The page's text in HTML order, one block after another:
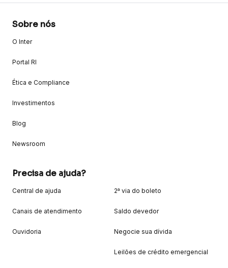
Sobre nós
O Inter
Portal RI
Ética e Compliance
Investimentos
Blog
Newsroom
Precisa de ajuda?
Central de ajuda
Canais de atendimento
Ouvidoria
2ª via do boleto
Saldo devedor
Negocie sua dívida
Leilões de crédito emergencial